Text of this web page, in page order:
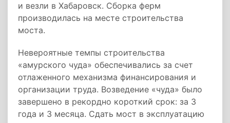
и везли в Хабаровск. Сборка ферм
производилась на месте строительства
моста.
Невероятные темпы строительства
«амурского чуда» обеспечивались за счет
отлаженного механизма финансирования и
организации труда. Возведение «чуда» было
завершено в рекордно короткий срок: за 3
года и 3 месяца. Сдать мост в эксплуатацию